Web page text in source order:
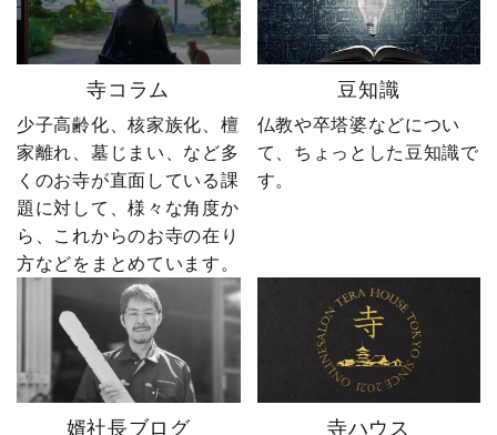
に、全国6,000以上のお寺
とお取引する、 お寺のこ
とを知り尽くした“卒塔婆
屋”です。 卒塔婆に関する
疑問をわかりやすく解説
しながら、 住職・寺院向
けの有益な情報や やじ社
長の日常まで発信中！▶
@sotoubaya140 ご相談は
DM・公式LINEからお気
軽にどうぞ📩 #やじ社長 #
卒塔婆 #卒塔婆屋さん #日
の出町 婿社長
ね」「保存」「フォロ
ー」も励みになります。
ーーーーーーーーーーー
ーーーーーー 創業明治15
年｜卒塔婆専門メーカー
東京・日の出町を拠点
に、全国6,000以上のお寺
とお取引する、 お寺のこ
しながら、 住職・寺院向
けの有益な情報や やじ社
長の日常まで発信中！▶
@sotoubaya140 ご相談は
DM・公式LINEからお気
軽にどうぞ📩 #やじ社長 #
卒塔婆 #卒塔婆屋さん #日
寺コラム
少子高齢化、核家族化、檀
家離れ、墓じまい、など多
くのお寺が直面している課
題に対して、様々な角度か
ら、これからのお寺の在り
方などをまとめています。
豆知識
仏教や卒塔婆などについ
て、ちょっとした豆知識で
す。
婿社長ブログ 寺ハウス